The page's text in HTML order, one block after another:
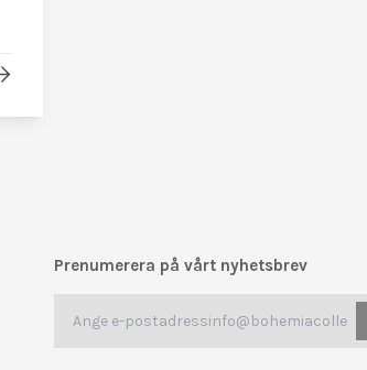
Prenumerera på vårt nyhetsbrev